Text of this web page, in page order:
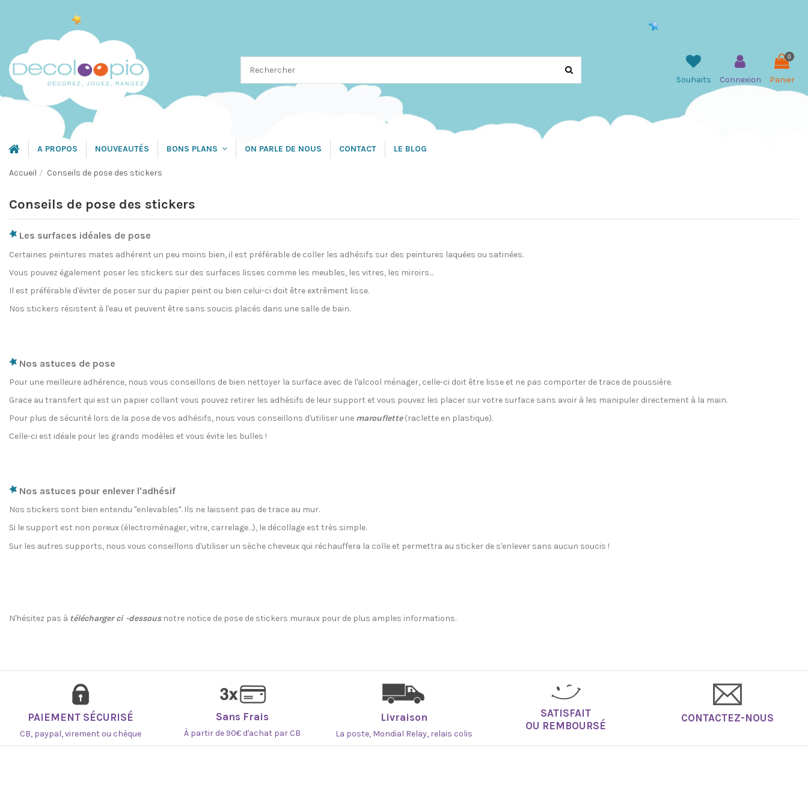
Souhaits Connexion
0
Panier
A PROPOS NOUVEAUTÉS BONS PLANS ON PARLE DE NOUS CONTACT LE BLOG
Accueil Conseils de pose des stickers
Conseils de pose des stickers
Les surfaces idéales de pose
Certaines peintures mates adhérent un peu moins bien, il est préférable de coller les adhésifs sur des peintures laquées ou satinées.
Vous pouvez également poser les stickers sur des surfaces lisses comme les meubles, les vitres, les miroirs…
Il est préférable d'éviter de poser sur du papier peint ou bien celui-ci doit être extrêment lisse.
Nos stickers résistent à l'eau et peuvent être sans soucis placés dans une salle de bain.
Nos astuces de pose
Pour une meilleure adhérence, nous vous conseillons de bien nettoyer la surface avec de l'alcool ménager, celle-ci doit être lisse et ne pas comporter de trace de poussière.
Grace au transfert qui est un papier collant vous pouvez retirer les adhésifs de leur support et vous pouvez les placer sur votre surface sans avoir à les manipuler directement à la main.
Pour plus de sécurité lors de la pose de vos adhésifs, nous vous conseillons d'utiliser une marouflette(raclette en plastique).
Celle-ci est idéale pour les grands modèles et vous évite les bulles !
Nos astuces pour enlever l'adhésif
Nos stickers sont bien entendu "enlevables". Ils ne laissent pas de trace au mur.
Si le support est non poreux (électroménager, vitre, carrelage…), le décollage est très simple.
Sur les autres supports, nous vous conseillons d'utiliser un sèche cheveux qui réchauffera la colle et permettra au sticker de s'enlever sans aucun soucis !
N'hésitez pas à télécharger ci -dessousnotre notice de pose de stickers muraux pour de plus amples informations.
PAIEMENT SÉCURISÉ
CB, paypal, virement ou chèque
Sans Frais
À partir de 90€ d'achat par CB
Livraison
La poste, Mondial Relay, relais colis
SATISFAIT
OU REMBOURSÉ
CONTACTEZ-NOUS